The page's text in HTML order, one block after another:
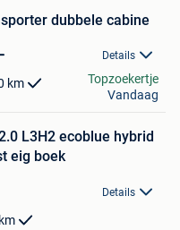
dubbele cabine
Details
km
Topzoekertje
Vandaag
L3H2 ecoblue hybrid
eig boek
Details
km